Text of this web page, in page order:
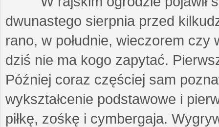
dwunastego sierpnia przed
rano, w południe, wieczorem czy
dziś nie ma kogo zapytać.
Później coraz częściej sam
wykształcenie podstawowe i
piłkę, zośkę i cymbergaja.